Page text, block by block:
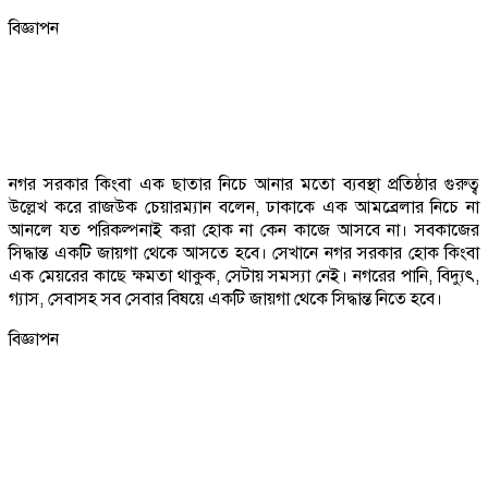
বিজ্ঞাপন
নগর সরকার কিংবা এক ছাতার নিচে আনার মতো ব্যবস্থা প্রতিষ্ঠার গুরুত্ব
উল্লেখ করে রাজউক চেয়ারম্যান বলেন, ঢাকাকে এক আমব্রেলার নিচে না
আনলে যত পরিকল্পনাই করা হোক না কেন কাজে আসবে না। সবকাজের
সিদ্ধান্ত একটি জায়গা থেকে আসতে হবে। সেখানে নগর সরকার হোক কিংবা
এক মেয়রের কাছে ক্ষমতা থাকুক, সেটায় সমস্যা নেই। নগরের পানি, বিদ্যুৎ,
গ্যাস, সেবাসহ সব সেবার বিষয়ে একটি জায়গা থেকে সিদ্ধান্ত নিতে হবে।
বিজ্ঞাপন